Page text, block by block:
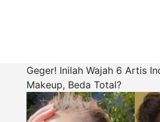
Geger! Inilah Wajah 6 Artis
Makeup, Beda Total?